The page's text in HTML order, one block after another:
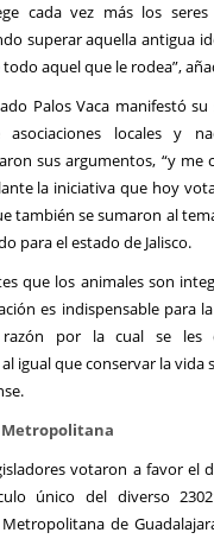
cada vez más los
superar aquella antigua
aquel que le rodea”,
Palos Vaca manifestó
locales y
sus argumentos, “y me
la iniciativa que hoy
también se sumaron al
para el estado de Jalisco.
que los animales son
es indispensable para
razón por la cual se les
igual que conservar la vida
votaron a favor el
único del diverso
de